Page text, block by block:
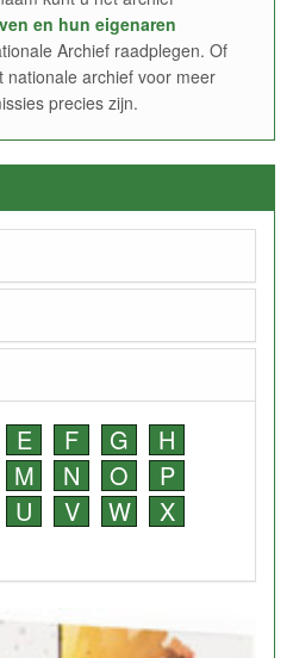
en hun eigenaren
Archief raadplegen. Of
nationale archief voor meer
precies zijn.
E F G
H
M N O
P
U V W
X